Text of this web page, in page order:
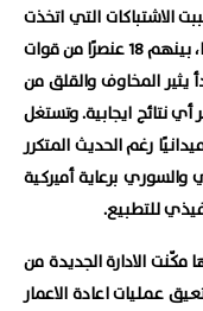
الاشتباكات التي اتخذت
طابعًا طائفيًا وتحريضًا متبادلًا بسقوط 89 شخصًا، بينهم 18 عنصرًا من قوات
يثير المخاوف والقلق من
أي نتائج ايجابية. وتستغل
رغم الحديث المتكرر
والسوري برعاية أميركية
للتطبيع.
الادارة الجديدة من
عمليات اعادة الاعمار